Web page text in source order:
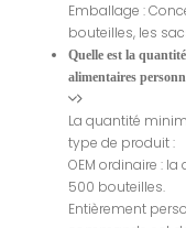
Emballage :
bouteilles, les
Quelle est la
alimentaires
La quantité
type de produit :
OEM ordinaire :
500 bouteilles.
Entièrement